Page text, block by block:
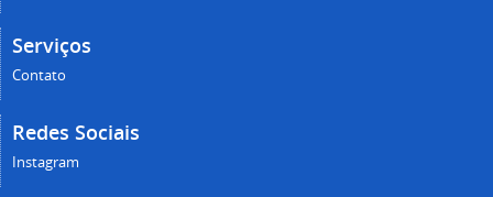
Serviços
Contato
Redes Sociais
Instagram